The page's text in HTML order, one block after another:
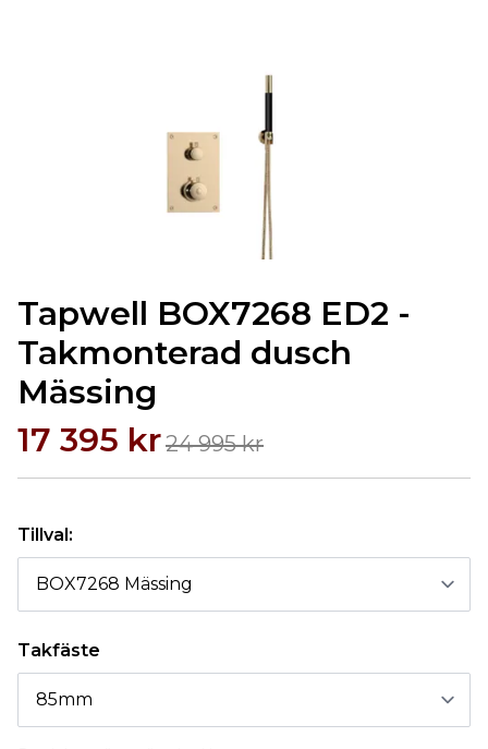
Tapwell BOX7268 ED2 -
Takmonterad dusch
Mässing
17 395 kr24 995 kr
Tillval:
Takfäste